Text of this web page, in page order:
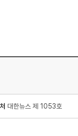
대한뉴스 제 1053호